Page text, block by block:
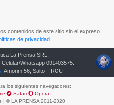
contenidos de este sitio sin el expreso
de privacidad
La Prensa SRL.
Whatsapp 091403575.
. Amorim 56, Salto – ROU
los siguientes navegadores:
Safari
Opera
| © LA PRENSA 2011-2020